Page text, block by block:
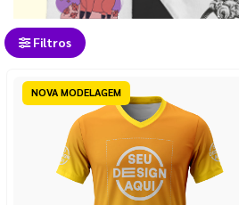
Filtros
NOVA MODELAGEM